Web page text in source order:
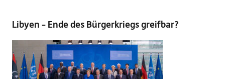
Libyen – Ende des Bürgerkriegs greifbar?